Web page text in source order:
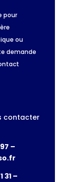
pour
ou
demande
contacter
–
31 –